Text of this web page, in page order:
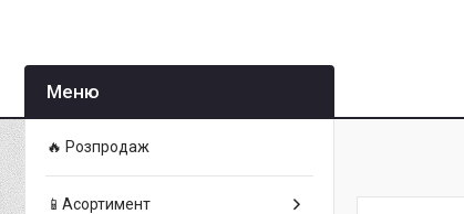
🔥 Розпродаж
📱Асортимент